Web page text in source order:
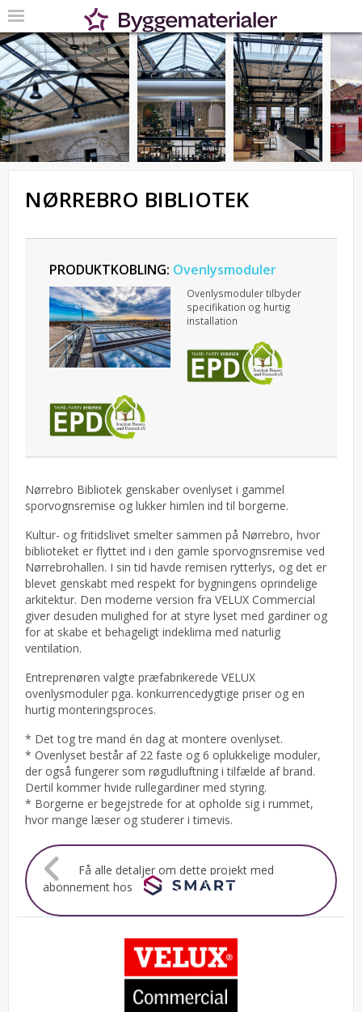
NØRREBRO BIBLIOTEK
PRODUKTKOBLING: Ovenlysmoduler
Ovenlysmoduler tilbyder
specifikation og hurtig
installation
Nørrebro Bibliotek genskaber ovenlyset i gammel
sporvognsremise og lukker himlen ind til borgerne.
Kultur- og fritidslivet smelter sammen på Nørrebro, hvor
biblioteket er flyttet ind i den gamle sporvognsremise ved
Nørrebrohallen. I sin tid havde remisen rytterlys, og det er
blevet genskabt med respekt for bygningens oprindelige
arkitektur. Den moderne version fra VELUX Commercial
giver desuden mulighed for at styre lyset med gardiner og
for at skabe et behageligt indeklima med naturlig
ventilation.
Entreprenøren valgte præfabrikerede VELUX
ovenlysmoduler pga. konkurrencedygtige priser og en
hurtig monteringsproces.
* Det tog tre mand én dag at montere ovenlyset.
* Ovenlyset består af 22 faste og 6 oplukkelige moduler,
der også fungerer som røgudluftning i tilfælde af brand.
Dertil kommer hvide rullegardiner med styring.
* Borgerne er begejstrede for at opholde sig i rummet,
hvor mange læser og studerer i timevis.
Få alle detaljer om dette projekt med
abonnement hos